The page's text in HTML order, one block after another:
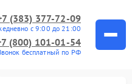
(383) 377-72-09
с 9:00 до 21:00
(800) 101-01-54
бесплатный по РФ